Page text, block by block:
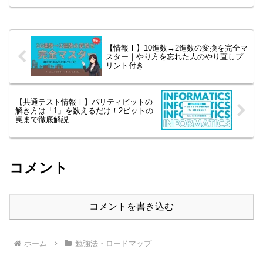
【情報Ⅰ】10進数→2進数の変換を完全マ
スター｜やり方を忘れた人のやり直しプ
リント付き
【共通テスト情報Ⅰ】パリティビットの
解き方は「1」を数えるだけ！2ビットの
罠まで徹底解説
コメント
コメントを書き込む
ホーム 勉強法・ロードマップ